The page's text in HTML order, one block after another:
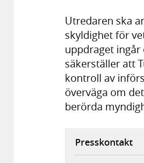
Utredaren ska
skyldighet för
uppdraget
säkerställer att
kontroll av
överväga om
berörda
Presskontakt